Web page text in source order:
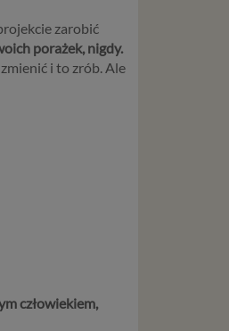
zarobić
porażek, nigdy.
i to zrób. Ale
człowiekiem,